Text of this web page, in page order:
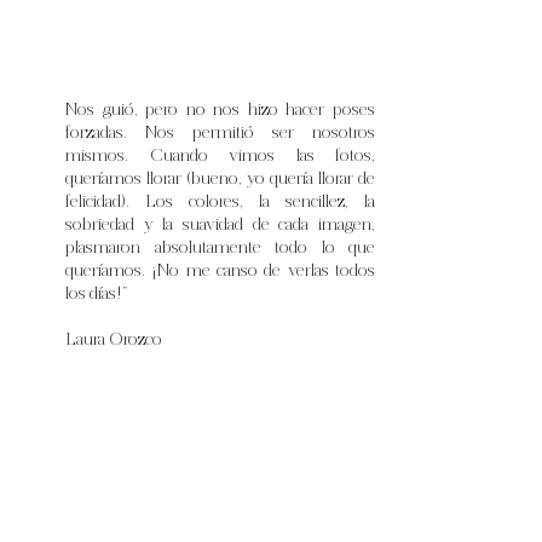
Nos guió, pero no nos hizo hacer poses
forzadas. Nos permitió ser nosotros
mismos. Cuando vimos las fotos,
queríamos llorar (bueno, yo quería llorar de
felicidad). Los colores, la sencillez, la
sobriedad y la suavidad de cada imagen,
plasmaron absolutamente todo lo que
queríamos. ¡No me canso de verlas todos
los días!”
Laura Orozco